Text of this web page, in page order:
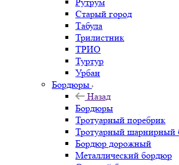
Старый город
Табула
Трилистник
ТРИО
Туртур
Урбан
Бордюры
Назад
Бордюры
Тротуарный поребрик
Тротуарный шарнирный
Бордюр дорожный
Металлический бордюр